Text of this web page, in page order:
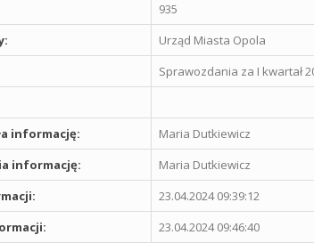
935
Urząd Miasta Opola
Sprawozdania za I kwartał
informację:
Maria Dutkiewicz
informację:
Maria Dutkiewicz
23.04.2024 09:39:12
23.04.2024 09:46:40